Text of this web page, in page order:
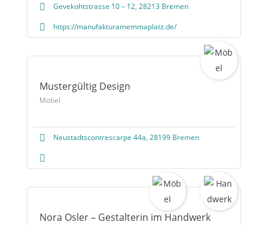
Gevekohtstrasse 10 – 12, 28213 Bremen
https://manufakturamemmaplatz.de/
Mustergültig Design
Möbel
Neustadtscontrescarpe 44a, 28199 Bremen
Nora Osler – Gestalterin im Handwerk